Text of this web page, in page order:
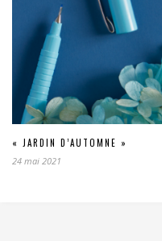
« JARDIN D’AUTOMNE »
24 mai 2021